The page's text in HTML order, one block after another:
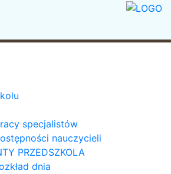
specjalistów
nauczycieli
PRZEDSZKOLA
dnia